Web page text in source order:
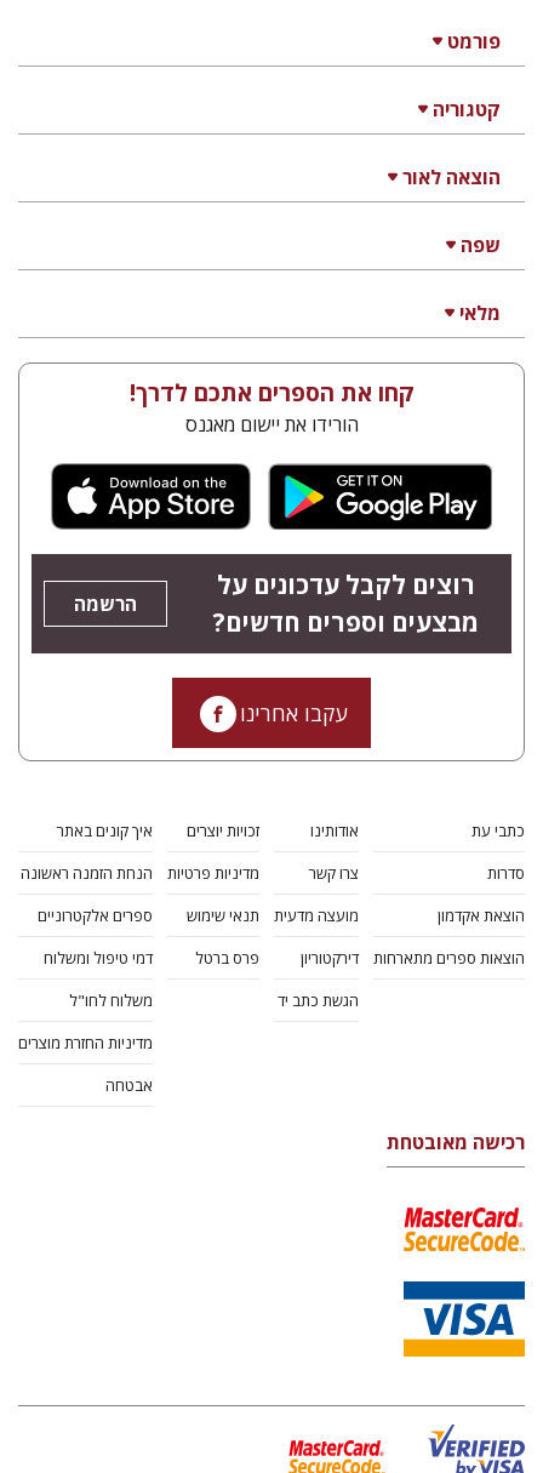
פורמט
קטגוריה
הוצאה לאור
שפה
מלאי
קחו את הספרים אתכם לדרך!
הורידו את יישום מאגנס
רוצים לקבל עדכונים על
מבצעים וספרים חדשים?
הרשמה
עקבו אחרינו
כתבי עת
סדרות
הוצאת אקדמון
הוצאות ספרים מתארחות
אודותינו
צרו קשר
מועצה מדעית
דירקטוריון
הגשת כתב יד
זכויות יוצרים
מדיניות פרטיות
תנאי שימוש
פרס ברטל
איך קונים באתר
הנחת הזמנה ראשונה
ספרים אלקטרוניים
דמי טיפול ומשלוח
משלוח לחו"ל
מדיניות החזרת מוצרים
אבטחה
רכישה מאובטחת